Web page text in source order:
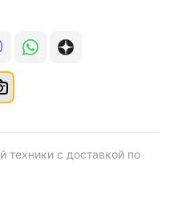
техники с доставкой по